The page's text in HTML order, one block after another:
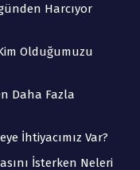
Harcıyor
Olduğumuzu
Daha Fazla
İhtiyacımız Var?
İsterken Neleri